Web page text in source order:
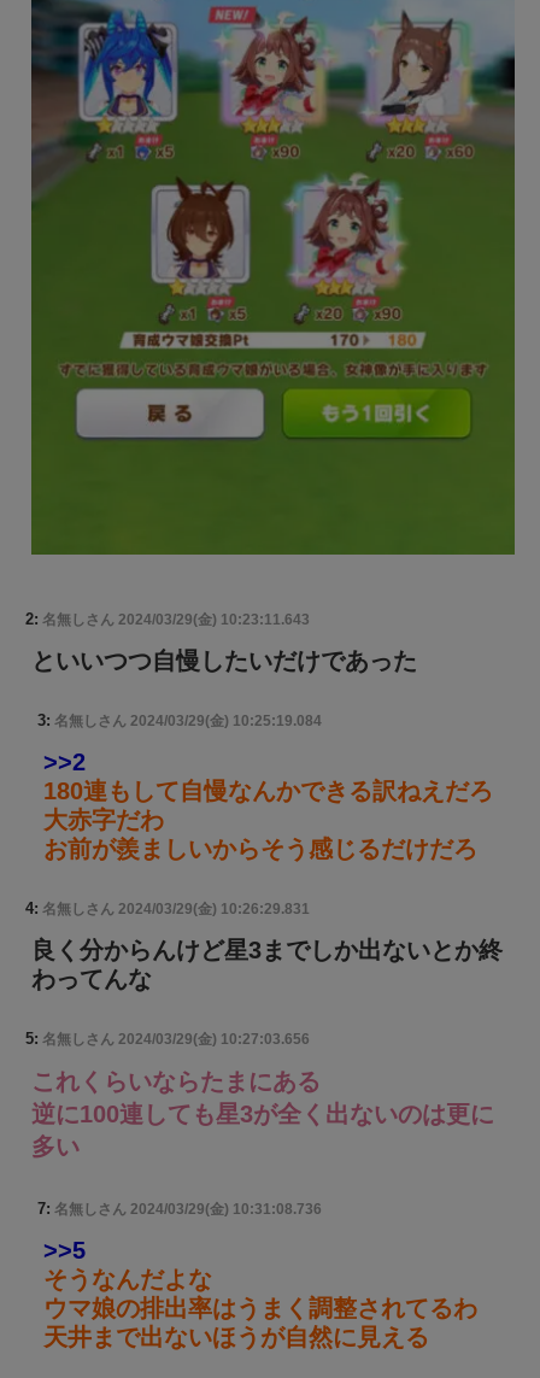
2: 名無しさん 2024/03/29(金) 10:23:11.643
といいつつ自慢したいだけであった
3: 名無しさん 2024/03/29(金) 10:25:19.084
>>2
180連もして自慢なんかできる訳ねえだろ
大赤字だわ
お前が羨ましいからそう感じるだけだろ
4: 名無しさん 2024/03/29(金) 10:26:29.831
良く分からんけど星3までしか出ないとか終
わってんな
5: 名無しさん 2024/03/29(金) 10:27:03.656
これくらいならたまにある
逆に100連しても星3が全く出ないのは更に
多い
7: 名無しさん 2024/03/29(金) 10:31:08.736
>>5
そうなんだよな
ウマ娘の排出率はうまく調整されてるわ
天井まで出ないほうが自然に見える